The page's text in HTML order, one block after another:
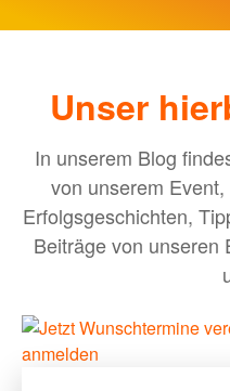
IT
Ingenieur und Technik
Logistik
UNTERNEHMEN
MEHR
Unser
In unserem Blog
von unserem
Erfolgsgeschichten,
Beiträge von unseren